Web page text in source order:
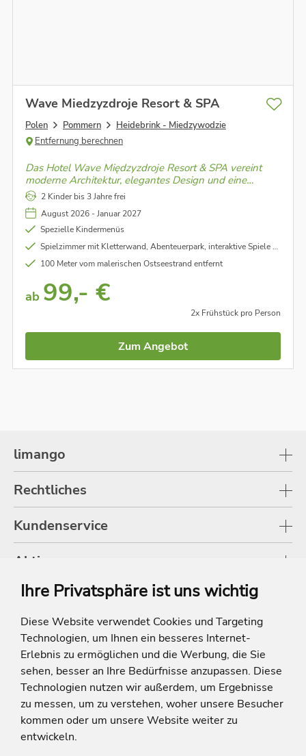
Ihre Privatsphäre ist uns wichtig
Diese Website verwendet Cookies und Targeting
Technologien, um Ihnen ein besseres Internet-
Erlebnis zu ermöglichen und die Werbung, die Sie
sehen, besser an Ihre Bedürfnisse anzupassen. Diese
Technologien nutzen wir außerdem, um Ergebnisse
zu messen, um zu verstehen, woher unsere Besucher
kommen oder um unsere Website weiter zu
entwickeln.
Wave Miedzyzdroje Resort & SPA
Polen Pommern
Heidebrink - Miedzywodzie
Entfernung berechnen
Das Hotel Wave Międzyzdroje Resort & SPA vereint
moderne Architektur, elegantes Design und eine
exklusive Lage direkt an der Ostseeküste. Gäste
erwarten lichtdurchflutete Zimmer, ein großzügiger
Spa-Bereich und vielfältige Freizeitmöglichkeiten.
2 Kinder bis 3 Jahre frei
August 2026 - Januar 2027
Spezielle Kindermenüs
Spielzimmer mit Kletterwand, Abenteuerpark, interaktive Spiele und Kinderspielplatz im Freien
100 Meter vom malerischen Ostseestrand entfernt
ab 99,- €
2x Frühstück pro Person
Zum Angebot
limango
Rechtliches
Kundenservice
Aktionen
Shop
* Die Ersparnis bezieht sich auf die aktuellen Listenpreise der Hotels, bei
Paketangeboten auf die Summe der Preise der Einzelleistungen.
**Streichpreise beziehen sich auf die ursprünglichen Preise des Reiseveranstalters.